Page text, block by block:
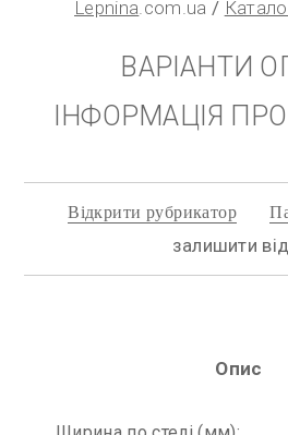
Lepnina.com.ua
ВАРІАНТИ
ІНФОРМАЦІЯ
залишити
Відкрити рубрикатор
Опис